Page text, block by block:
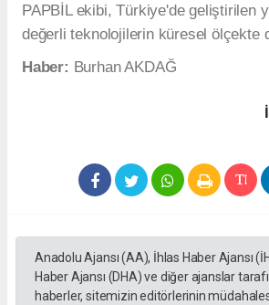
PAPBİL ekibi, Türkiye'de geliştirilen
değerli teknolojilerin küresel ölçekte
Haber: Burhan AKDAĞ
Anadolu Ajansı (AA), İhlas Haber Ajansı
Haber Ajansı (DHA) ve diğer ajanslar
haberler, sitemizin editörlerinin